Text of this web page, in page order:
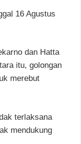
16 Agustus
dan Hatta
itu, golongan
merebut
terlaksana
mendukung